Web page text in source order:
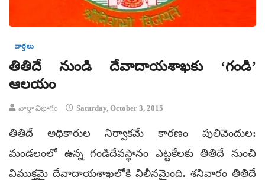
వార్తలు
తితిదే నుండి దేవాదాయశాఖకు ‘గండి’
ఆలయం
వార్తా విభాగం Saturday, October 3, 2015
తితిదే అధికారుల నిర్వాకమే కారణం పులివెందుల:
మండలంలో ఉన్న గండిదేవస్థానం ఎట్టకేలకు తితిదే నుంచి
విముక్తమై దేవాదాయశాఖలోకి విలీనమైంది. శనివారం తితిదే